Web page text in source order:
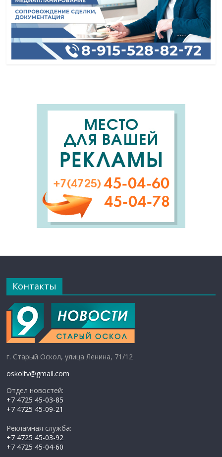
Контакты
г. Старый Оскол, улица Ленина, 71/12
oskoltv@gmail.com
Отдел новостей:
+7 4725 45-03-85
+7 4725 45-09-21
Рекламная служба:
+7 4725 45-03-92
+7 4725 45-04-60